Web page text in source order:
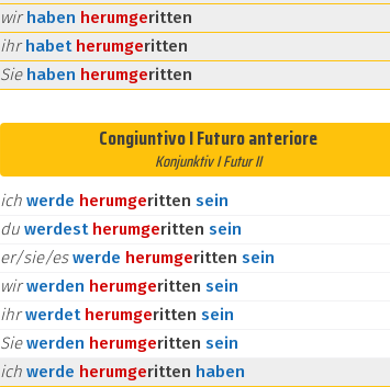
wirhaben herumgeritten
ihrhabet herumgeritten
Sie haben herumgeritten
Congiuntivo I Futuro anteriore
Konjunktiv I Futur II
ich werde herumgeritten sein
du werdest herumgeritten sein
er/sie/eswerde herumgeritten sein
wirwerden herumgeritten sein
ihrwerdet herumgeritten sein
Siewerden herumgeritten sein
ich werde herumgeritten haben